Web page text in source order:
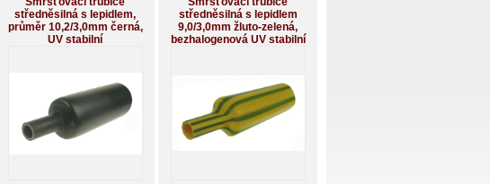
středněsilná s lepidlem,
průměr 10,2/3,0mm černá,
UV stabilní
středněsilná s lepidlem
9,0/3,0mm žluto-zelená,
bezhalogenová UV stabilní